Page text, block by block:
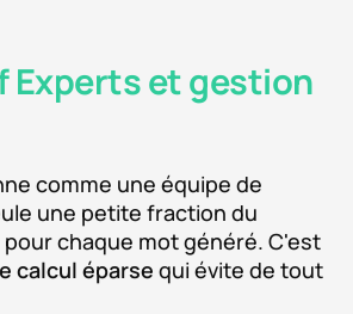
Experts et gestion
comme une équipe de
une petite fraction du
chaque mot généré. C'est
calcul éparse qui évite de tout